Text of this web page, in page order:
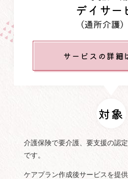
デイサー
（通所介護）
サービスの詳細
対象
介護保険で要介護、要支援の認
です。
ケアプラン作成後サービスを提